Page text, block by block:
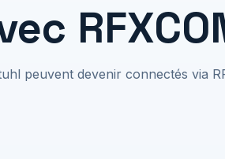
peuvent devenir connectés via